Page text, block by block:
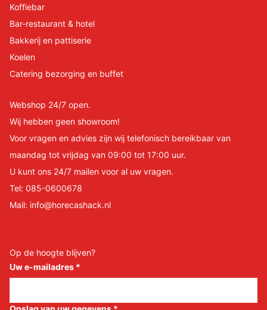
Koffiebar
Bar-restaurant & hotel
Bakkerij en pattiserie
Koelen
Catering bezorging en buffet
Webshop 24/7 open.
Wij hebben geen showroom!
Voor vragen en advies zijn wij telefonisch bereikbaar van
maandag tot vrijdag van 09:00 tot 17:00 uur.
U kunt ons 24/7 mailen voor al uw vragen.
Tel: 085-0600678
Mail: info@horecashack.nl
Op de hoogte blijven?
Uw e-mailadres *